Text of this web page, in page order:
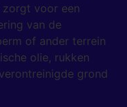
voor een
van de
of ander terrein
olie, rukken
grond